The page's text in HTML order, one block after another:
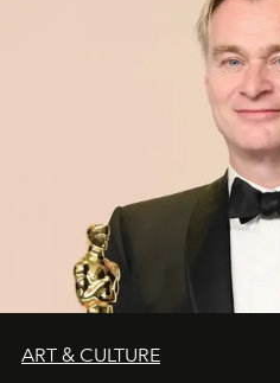
ART & CULTURE